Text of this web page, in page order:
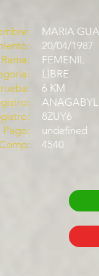
Rama:
Pago:
MARIA
20/04/1987
FEMENIL
LIBRE
6 KM
8ZUY6
undefined
4540